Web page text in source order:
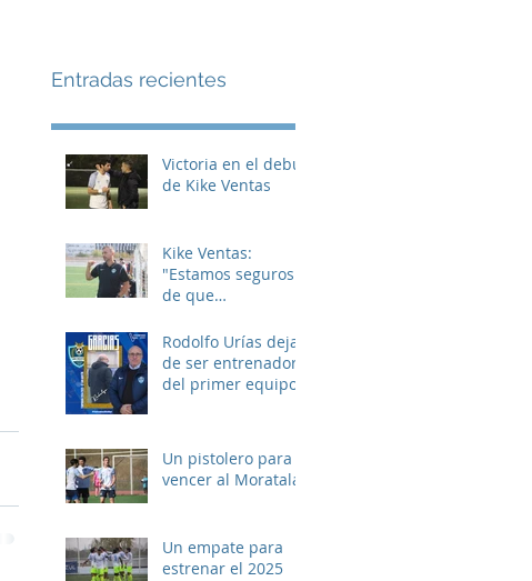
Entradas recientes
Victoria en el debut
de Kike Ventas
Kike Ventas:
"Estamos seguros
de que
muchos buenos
momentos"
Rodolfo Urías deja
de ser entrenador
del primer equipo
Un pistolero para
vencer al Moratalaz
Un empate para
estrenar el 2025